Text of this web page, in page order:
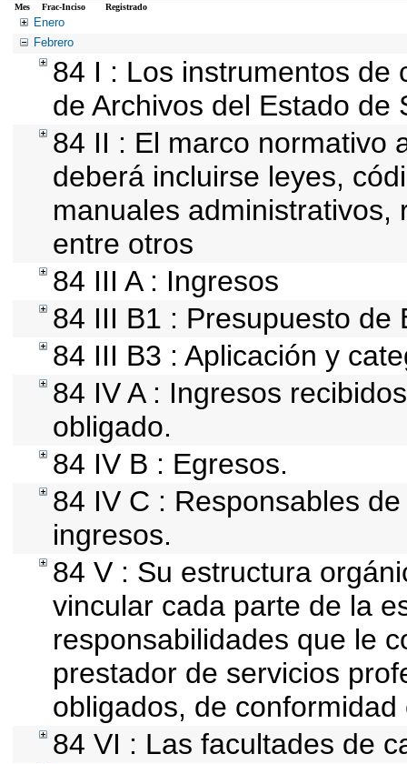
Mes Frac-Inciso Registrado
Enero
Febrero
84 I : Los instrumentos de
de Archivos del Estado de
84 II : El marco normativo
deberá incluirse leyes,
manuales
entre otros
84 III A : Ingresos
84 III B1 : Presupuesto de
84 III B3 : Aplicación y
84 IV A : Ingresos
obligado.
84 IV B : Egresos.
84 IV C : Responsables
ingresos.
84 V : Su estructura
vincular cada parte de la
responsabilidades que le
prestador de servicios
obligados, de
84 VI : Las facultades de